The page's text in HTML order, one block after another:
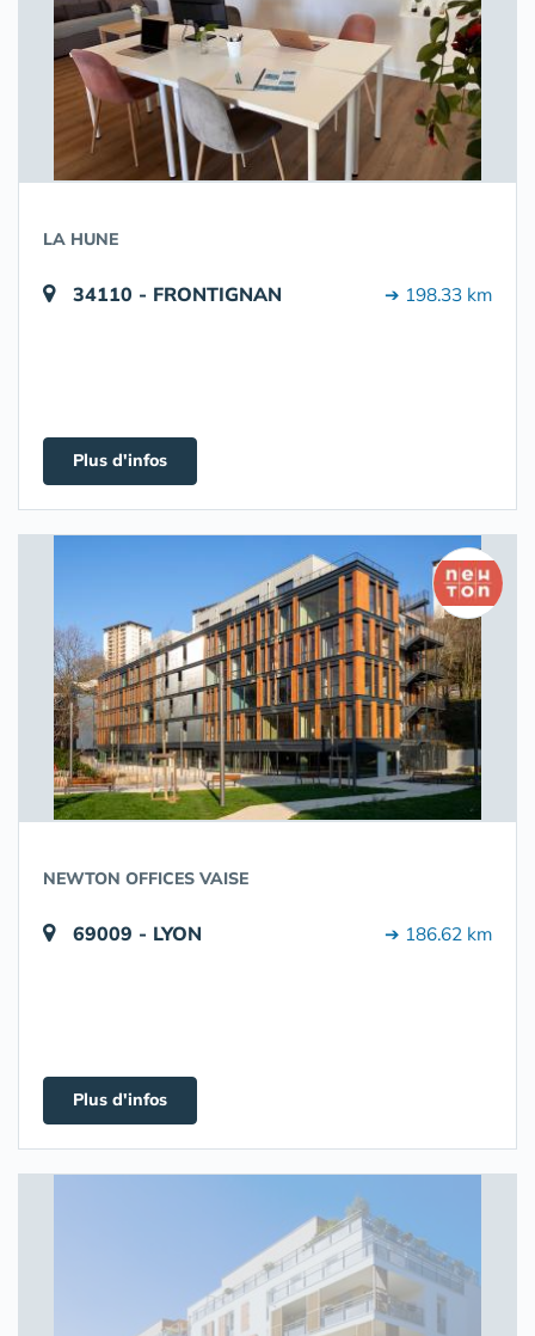
LA HUNE
34110 - FRONTIGNAN ➔ 198.33 km
Plus d'infos
NEWTON OFFICES VAISE
69009 - LYON ➔ 186.62 km
Plus d'infos